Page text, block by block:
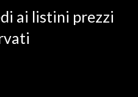
ai listini prezzi